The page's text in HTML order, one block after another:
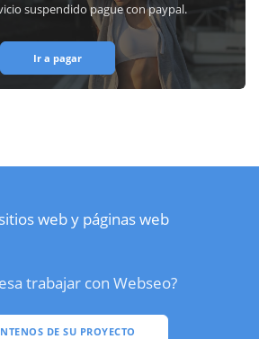
suspendido pague con paypal.
Ir a pagar
web y páginas web
trabajar con Webseo?
DE SU PROYECTO